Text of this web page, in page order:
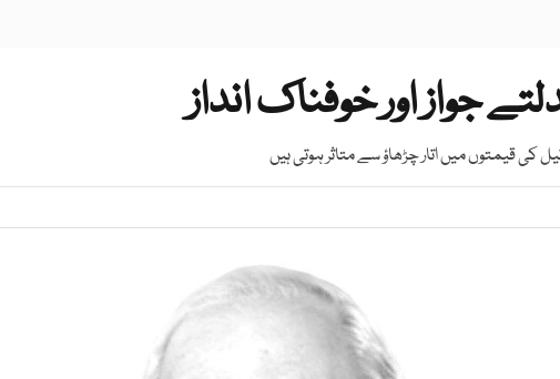
جواز اور خوفناک انداز
قیمتوں میں اتار چڑھاؤ سے متاثر ہوتی ہیں